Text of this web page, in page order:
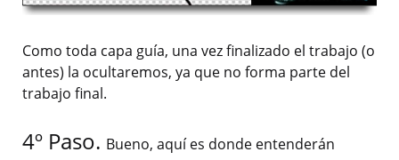
Como toda capa guía, una vez finalizado el trabajo (o
antes) la ocultaremos, ya que no forma parte del
trabajo final.
4º Paso. Bueno, aquí es donde entenderán